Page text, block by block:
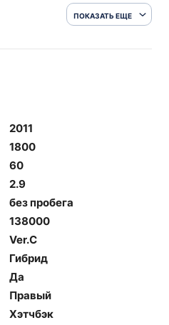
ПОКАЗАТЬ ЕЩЕ
2011
1800
60
2.9
без пробега
138000
Ver.C
Гибрид
Да
Правый
Хэтчбэк